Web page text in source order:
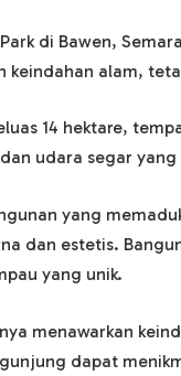
di Bawen,
keindahan alam,
14 hektare,
udara segar yang
yang
dan estetis.
yang unik.
menawarkan
dapat